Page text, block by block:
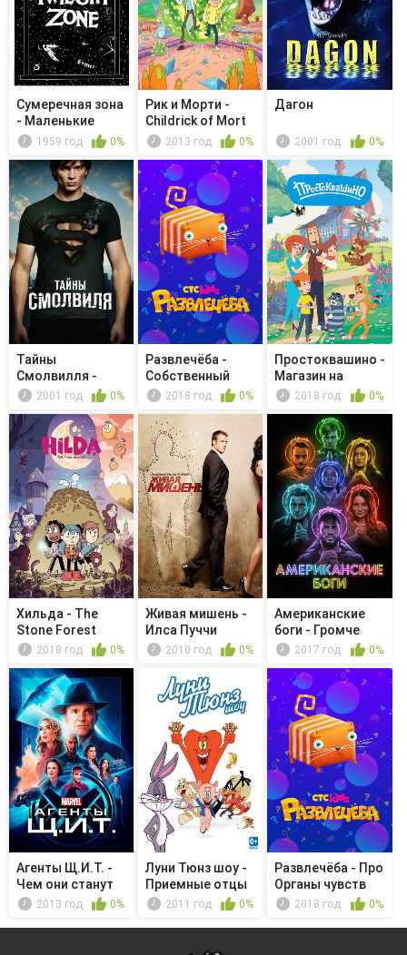
Сумеречная зона
- Маленькие
люди1959 год 0%
Рик и Морти -
Childrick of Mort
2013 год 0%
Дагон
2001 год 0%
Тайны
Смолвилля -
Смерч2001 год 0%
Развлечёба -
Собственный
бизнес2018 год 0%
Простоквашино -
Магазин на
лежанке
2018 год 0%
Хильда - The
Stone Forest
2018 год 0%
Живая мишень -
Илса Пуччи
2010 год 0%
Американские
боги - Громче
истории на...
2017 год 0%
Агенты Щ.И.Т. -
Чем они станут
2013 год 0%
Луни Тюнз шоу -
Приемные отцы
2011 год 0%
Развлечёба - Про
Органы чувств
2018 год 0%